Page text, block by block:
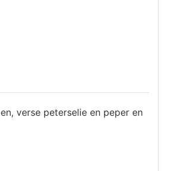
verse peterselie en peper en